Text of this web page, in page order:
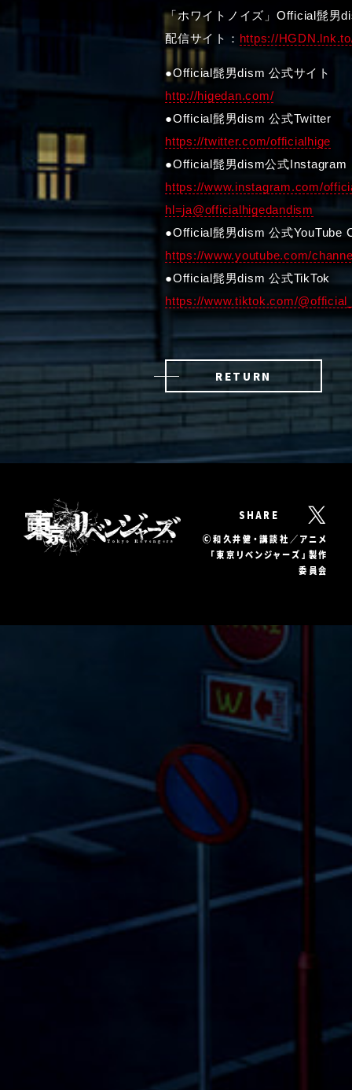
「ホワイトノイズ」Official髭男
配信サイト： https://
●Official髭男dism 公式サイト
http://higedan.com/
●Official髭男dism 公式Twitter
https://twitter.com/officialhige
●Official髭男dism公式Instagram
https://www.instagram.com/
hl=ja@officialhigedandism
●Official髭男dism 公式YouTube
https://www.youtube.com/
●Official髭男dism 公式TikTok
https://www.tiktok.com/
RETURN
SHARE
Ⓒ和久井健・講談社／アニメ
「東京リベンジャーズ」製作
委員会